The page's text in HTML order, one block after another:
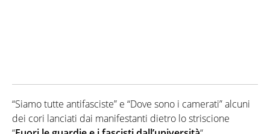
“Siamo tutte antifasciste” e “Dove sono i camerati” alcuni
dei cori lanciati dai manifestanti dietro lo striscione